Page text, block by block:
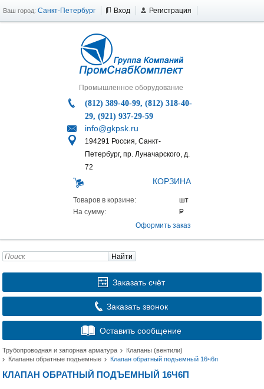
Ваш город: Санкт-Петербург Вход Регистрация
Промышленное оборудование
(812) 389-40-99, (812) 318-40-
29, (921) 937-29-59
info@gkpsk.ru
194291 Россия, Санкт-
Петербург, пр. Луначарского, д.
72
КОРЗИНА
Товаров в корзине:
На сумму:
Оформить заказ
Найти
Заказать счёт
Заказать звонок
Оставить сообщение
Трубопроводная и запорная арматура
Клапаны (вентили)
Клапаны обратные подъемные
Клапан обратный подъемный 16ч6п
КЛАПАН ОБРАТНЫЙ ПОДЪЕМНЫЙ 16Ч6П